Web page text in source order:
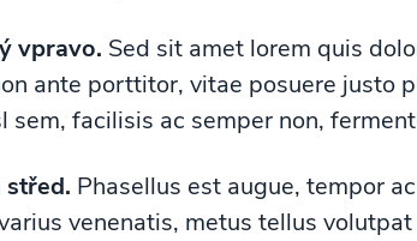
vpravo. Sed sit amet lorem quis
ante porttitor, vitae posuere justo
sem, facilisis ac semper non,
střed. Phasellus est augue, tempor
venenatis, metus tellus